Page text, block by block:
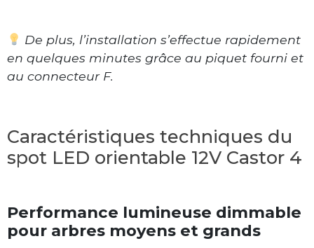
De plus, l’installation s’effectue rapidement
en quelques minutes grâce au piquet fourni et
au connecteur F.
Caractéristiques techniques du
spot LED orientable 12V Castor 4
Performance lumineuse dimmable
pour arbres moyens et grands